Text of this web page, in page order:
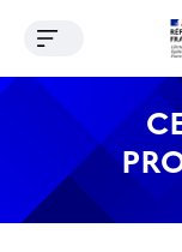
ContenuOuvrir le